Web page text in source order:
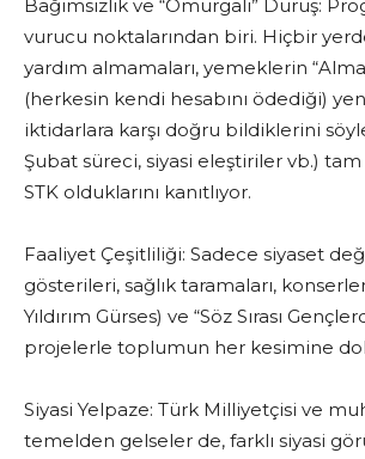
Bağımsızlık ve “Omurgalı” Duruş:
vurucu noktalarından biri. Hiçbir
yardım almamaları, yemeklerin
(herkesin kendi hesabını ödediği)
iktidarlara karşı doğru bildiklerini
Şubat süreci, siyasi eleştiriler vb.) tam
STK olduklarını kanıtlıyor.
Faaliyet Çeşitliliği: Sadece siyaset
gösterileri, sağlık taramaları,
Yıldırım Gürses) ve “Söz Sırası
projelerle toplumun her kesimine
Siyasi Yelpaze: Türk Milliyetçisi ve
temelden gelseler de, farklı siyasi